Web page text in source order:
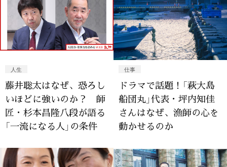
人生
藤井聡太はなぜ、恐ろし
いほどに強いのか？ 師
匠・杉本昌隆八段が語る
「一流になる人」の条件
仕事
ドラマで話題！「萩大島
船団丸」代表・坪内知佳
さんはなぜ、漁師の心を
動かせるのか